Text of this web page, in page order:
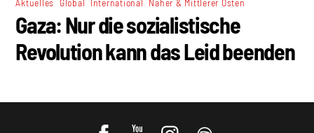
Gaza: Nur die sozialistische
Revolution kann das Leid beenden